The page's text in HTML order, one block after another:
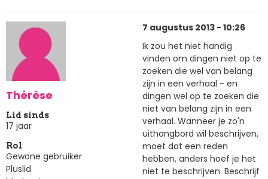
Thérèse
Lid sinds
17 jaar
Rol
Gewone gebruiker
Pluslid
7 augustus 2013 - 10:26
Ik zou het niet handig
vinden om dingen niet op te
zoeken die wel van belang
zijn in een verhaal - en
dingen wel op te zoeken die
niet van belang zijn in een
verhaal. Wanneer je zo'n
uithangbord wil beschrijven,
moet dat een reden
hebben, anders hoef je het
niet te beschrijven. Beschrijf